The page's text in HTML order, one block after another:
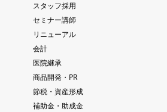
スタッフ採用
セミナー講師
リニューアル
会計
医院継承
商品開発・PR
節税・資産形成
補助金・助成金